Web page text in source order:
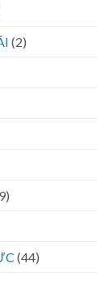
(2)
(44)